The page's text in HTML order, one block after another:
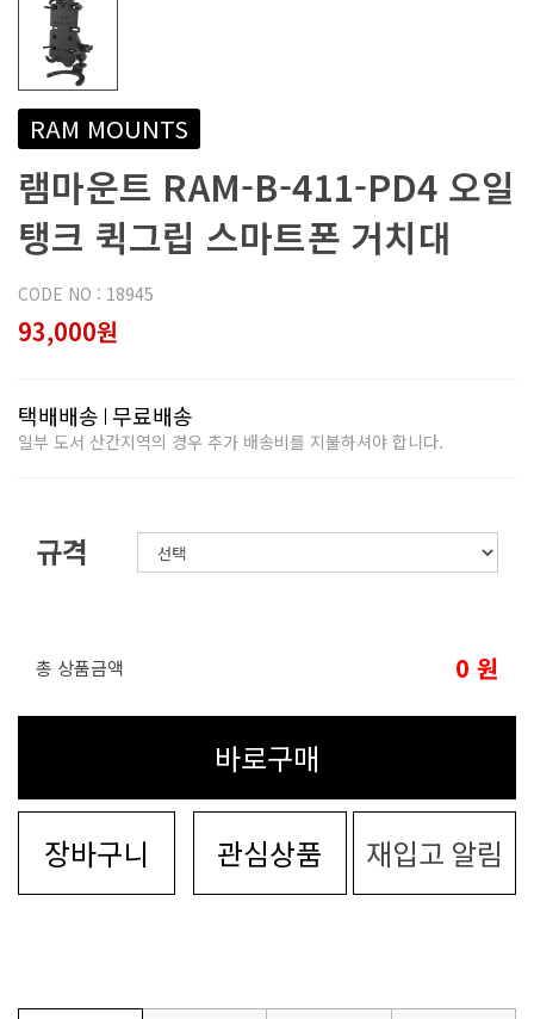
RAM MOUNTS
램마운트 RAM-B-411-PD4 오일
탱크 퀵그립 스마트폰 거치대
CODE NO : 18945
93,000원
택배배송 무료배송
일부 도서 산간지역의 경우 추가 배송비를 지불하셔야 합니다.
규격
총 상품금액 0 원
바로구매
장바구니 관심상품 재입고 알림